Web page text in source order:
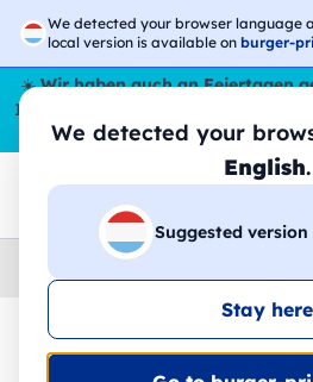
We detected your browser language
local version is available on burger-
We detected your
English.
Suggested
Stay here
☀️Wir haben auch an Feiertagen
Ihre Bestellungen den ganzen
😎🌴
Home
🔥 -30 % DTF-